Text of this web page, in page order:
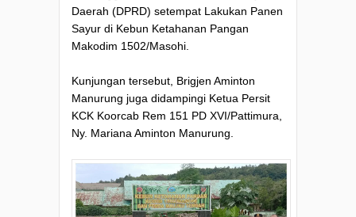
Daerah (DPRD) setempat Lakukan Panen
Sayur di Kebun Ketahanan Pangan
Makodim 1502/Masohi.
Kunjungan tersebut, Brigjen Aminton
Manurung juga didampingi Ketua Persit
KCK Koorcab Rem 151 PD XVI/Pattimura,
Ny. Mariana Aminton Manurung.